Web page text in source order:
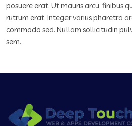
posuere erat. Ut mauris arcu, finibus
rutrum erat. Integer varius pharetra
commodo sed. Nullam sollicitudin
sem.